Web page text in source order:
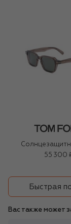
55 300
Быстрая
Вас также может